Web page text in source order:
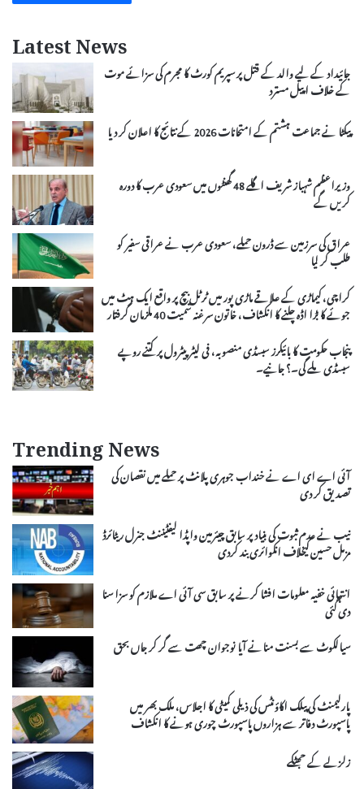
Latest News
جائیداد کے لیے والد کے قتل پر سپریم کورٹ کا مجرم کی سزائے موت
کے خلاف اپیل مسترد
پیکٹا نے جماعت ہشتم کے امتحانات 2026 کے نتائج کا اعلان کر دیا
وزیراعظم شہباز شریف اگلے 48 گھنٹوں میں سعودی عرب کا دورہ
کریں گے
عراق کی سرزمین سے ڈرون حملے، سعودی عرب نے عراقی سفیر کو
طلب کر لیا
کراچی، کیماڑی کے علاقے ماڑی پور میں ٹرٹل بیچ پر واقع ایک ہٹ میں
جوئے کا بڑا اڈہ چلنے کا انکشاف، خاتون سرغنہ سمیت 40 ملزمان گرفتار
پنجاب حکومت کا بائیکرز سبسڈی منصوبہ، فی لیٹر پیٹرول پر کتنے روپے
سبسڈی ملے گی۔؟ جانیے۔
Trending News
آئی اے ای اے نے خنداب جوہری پلانٹ پر حملے میں نقصان کی
تصدیق کر دی
نیب نے عدم ثبوت کی بنیاد پر سابق چیئرمین واپڈا لیفٹیننٹ جنرل ریٹائرڈ
مزمل حسین کیخلاف انکوائری بند کردی
انتہائی خفیہ معلومات افشا کرنے پر سابق سی آئی اے ملازم کو سزا سنا
دی گئی
سیالکوٹ سے بسنت منانے آیا نوجوان چھت سے گر کر جاں بحق
پارلیمنٹ کی پبلک اکاؤنٹس کی ذیلی کمیٹی کا اجلاس، ملک بھر میں
پاسپورٹ دفاتر سے ہزاروں پاسپورٹ چوری ہونے کا انکشاف
زلزلے کے جھٹکے